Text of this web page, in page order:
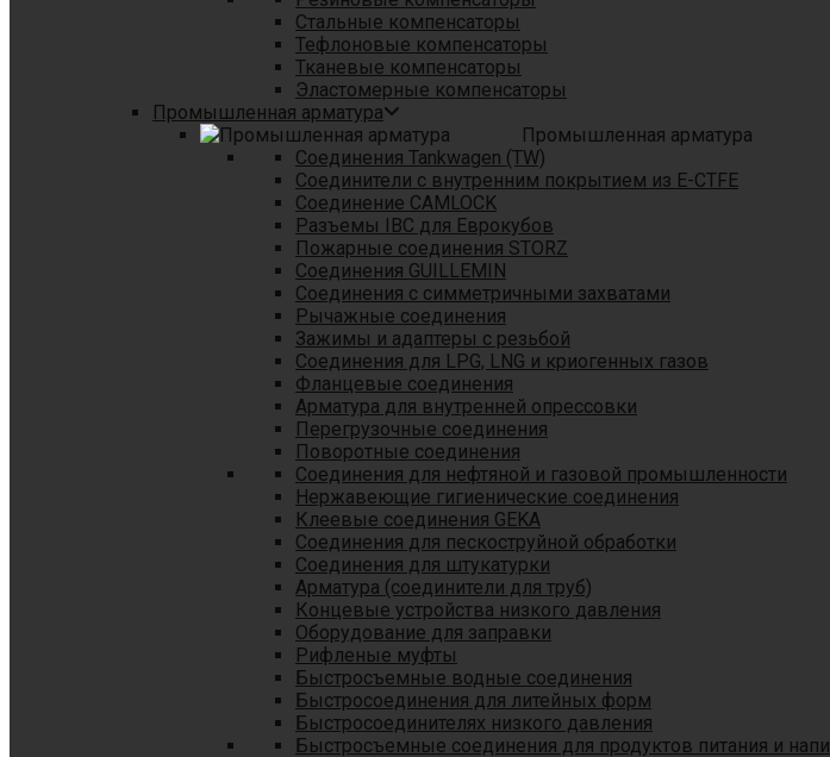
Стальные компенсаторы
Тефлоновые компенсаторы
Тканевые компенсаторы
Эластомерные компенсаторы
Промышленная арматура
Промышленная арматура
Соединения Tankwagen (TW)
Соединители с внутренним покрытием из E-CTFE
Соединение CAMLOCK
Разъемы IBC для Еврокубов
Пожарные соединения STORZ
Соединения GUILLEMIN
Соединения с симметричными захватами
Рычажные соединения
Зажимы и адаптеры с резьбой
Соединения для LPG, LNG и криогенных газов
Фланцевые соединения
Арматура для внутренней опрессовки
Перегрузочные соединения
Поворотные соединения
Соединения для нефтяной и газовой промышленности
Нержавеющие гигиенические соединения
Клеевые соединения GEKA
Соединения для пескоструйной обработки
Cоединения для штукатурки
Арматура (соединители для труб)
Концевые устройства низкого давления
Оборудование для заправки
Рифленые муфты
Быстросъемные водные соединения
Быстросоединения для литейных форм
Быстросоединителях низкого давления
Быстросъемные соединения для продуктов питания и